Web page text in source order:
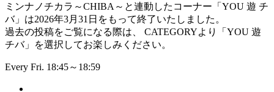
ミンナノチカラ～CHIBA～と連動したコーナー「YOU 遊 チ
バ」は2026年3月31日をもって終了いたしました。
過去の投稿をご覧になる際は、 CATEGORYより「YOU 遊
チバ」を選択してお楽しみください。
Every Fri. 18:45～18:59